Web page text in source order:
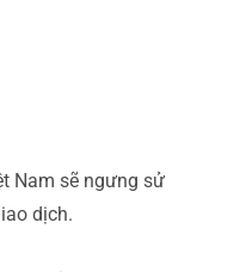
Nam sẽ ngưng sử
dịch.